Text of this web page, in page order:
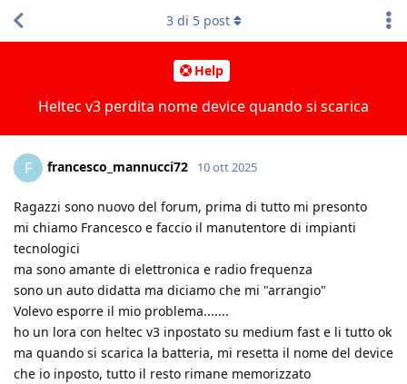
Help
Heltec v3 perdita nome device quando si scarica
3 di 5post
F francesco_mannucci72 10 ott 2025
Ragazzi sono nuovo del forum, prima di tutto mi presonto
mi chiamo Francesco e faccio il manutentore di impianti
tecnologici
ma sono amante di elettronica e radio frequenza
sono un auto didatta ma diciamo che mi "arrangio"
Volevo esporre il mio problema.......
ho un lora con heltec v3 inpostato su medium fast e li tutto ok
ma quando si scarica la batteria, mi resetta il nome del device
che io inposto, tutto il resto rimane memorizzato